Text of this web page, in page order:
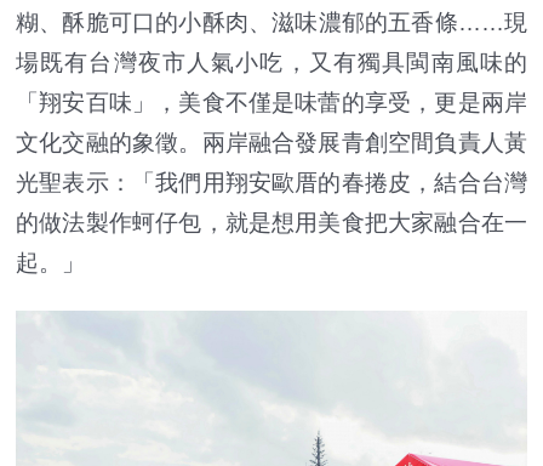
糊、酥脆可口的小酥肉、滋味濃郁的五香條……現
場既有台灣夜市人氣小吃，又有獨具閩南風味的
「翔安百味」，美食不僅是味蕾的享受，更是兩岸
文化交融的象徵。兩岸融合發展青創空間負責人黃
光聖表示：「我們用翔安歐厝的春捲皮，結合台灣
的做法製作蚵仔包，就是想用美食把大家融合在一
起。」